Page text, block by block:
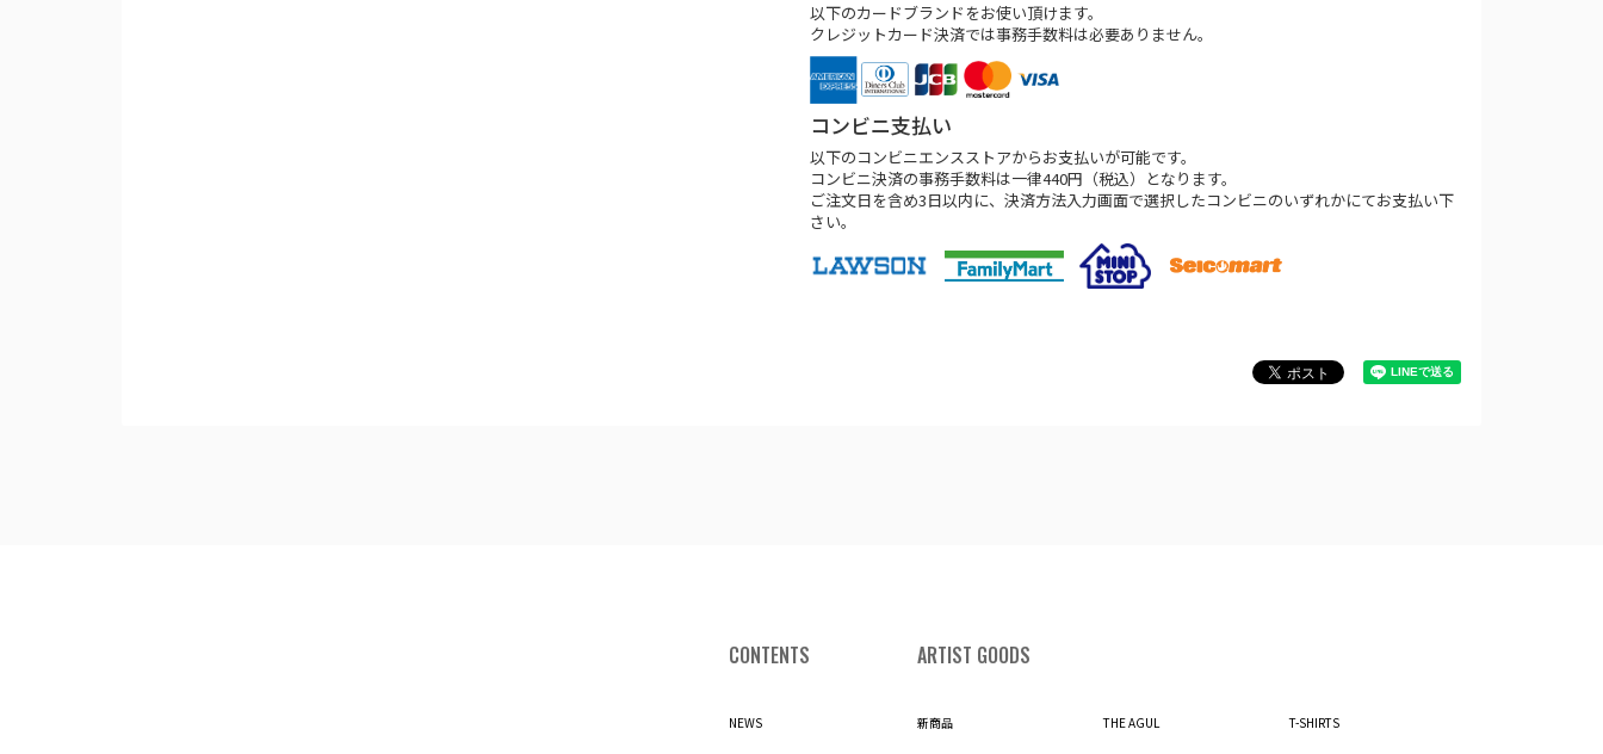
以下のカードブランドをお使い頂けます。
クレジットカード決済では事務手数料は必要ありません。
コンビニ支払い
以下のコンビニエンスストアからお支払いが可能です。
コンビニ決済の事務手数料は一律440円（税込）となります。
ご注文日を含め3日以内に、決済方法入力画面で選択したコンビニのいずれかにてお支払い下
さい。
CONTENTS
NEWS
ARTIST GOODS
新商品 THE AGUL T-SHIRTS